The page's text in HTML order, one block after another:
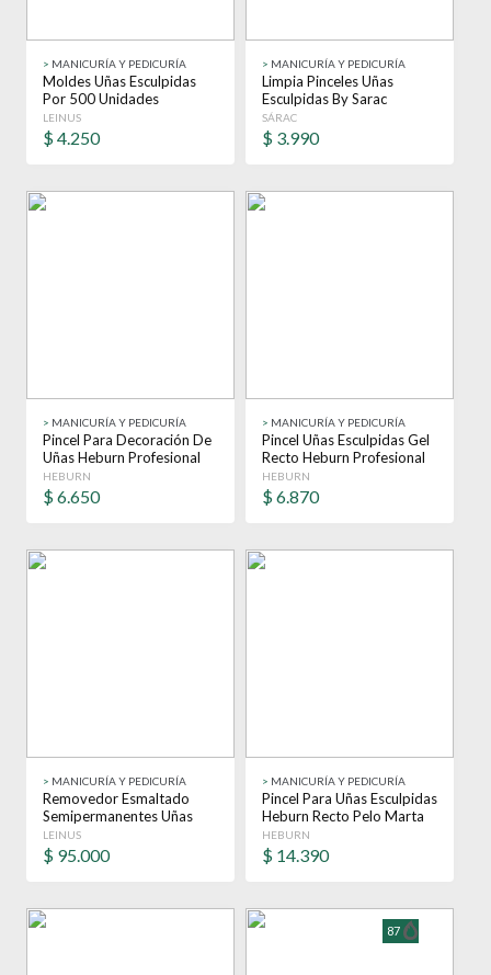
> MANICURÍA Y PEDICURÍA
Moldes Uñas Esculpidas
Por 500 Unidades
LEINUS
$4.250
> MANICURÍA Y PEDICURÍA
Limpia Pinceles Uñas
Esculpidas By Sarac
Profesional 30 Ml
SÁRAC
$ 3.990
> MANICURÍA Y PEDICURÍA
Pincel Para Decoración De
Uñas Heburn Profesional
Cod 464
HEBURN
$6.650
> MANICURÍA Y PEDICURÍA
Pincel Uñas Esculpidas Gel
Recto Heburn Profesional
Cod 423
HEBURN
$6.870
> MANICURÍA Y PEDICURÍA
Removedor Esmaltado
Semipermanentes Uñas
Leinus 120 Ml X24
LEINUS
$ 95.000
> MANICURÍA Y PEDICURÍA
Pincel Para Uñas Esculpidas
Heburn Recto Pelo Marta
Cod 424
HEBURN
$ 14.390
87